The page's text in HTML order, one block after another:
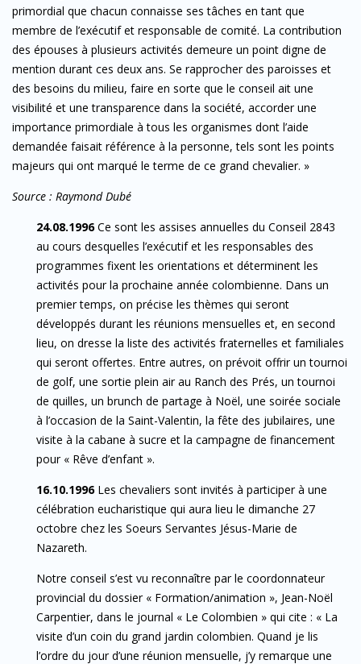
primordial que chacun connaisse ses tâches en tant que
membre de l’exécutif et responsable de comité. La contribution
des épouses à plusieurs activités demeure un point digne de
mention durant ces deux ans. Se rapprocher des paroisses et
des besoins du milieu, faire en sorte que le conseil ait une
visibilité et une transparence dans la société, accorder une
importance primordiale à tous les organismes dont l’aide
demandée faisait référence à la personne, tels sont les points
majeurs qui ont marqué le terme de ce grand chevalier. »
Source : Raymond Dubé
24.08.1996Ce sont les assises annuelles du Conseil 2843
au cours desquelles l’exécutif et les responsables des
programmes fixent les orientations et déterminent les
activités pour la prochaine année colombienne. Dans un
premier temps, on précise les thèmes qui seront
développés durant les réunions mensuelles et, en second
lieu, on dresse la liste des activités fraternelles et familiales
qui seront offertes. Entre autres, on prévoit offrir un tournoi
de golf, une sortie plein air au Ranch des Prés, un tournoi
de quilles, un brunch de partage à Noël, une soirée sociale
à l’occasion de la Saint-Valentin, la fête des jubilaires, une
visite à la cabane à sucre et la campagne de financement
pour « Rêve d’enfant ».
16.10.1996Les chevaliers sont invités à participer à une
célébration eucharistique qui aura lieu le dimanche 27
octobre chez les Soeurs Servantes Jésus-Marie de
Nazareth.
Notre conseil s’est vu reconnaître par le coordonnateur
provincial du dossier « Formation/animation », Jean-Noël
Carpentier, dans le journal « Le Colombien » qui cite : « La
visite d’un coin du grand jardin colombien. Quand je lis
l’ordre du jour d’une réunion mensuelle, j’y remarque une